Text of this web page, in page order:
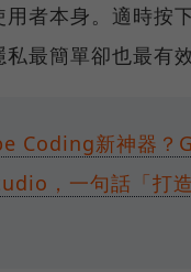
者本身。適時按下
最簡單卻也最有效
Coding新神器？
，一句話「打造